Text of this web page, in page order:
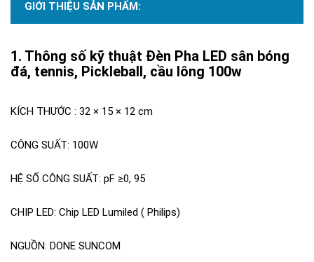
GIỚI THIỆU SẢN PHẨM:
Thông số kỹ thuật Đèn Pha LED sân bóng
đá, tennis, Pickleball, cầu lông 100w
KÍCH THƯỚC : 32 × 15 × 12 cm
CÔNG SUẤT: 100W
HỆ SỐ CÔNG SUẤT: pF ≥0, 95
CHIP LED: Chip LED Lumiled ( Philips)
NGUỒN: DONE SUNCOM